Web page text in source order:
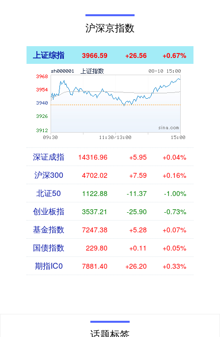
沪深京指数
上证综指 3966.59 +26.56 +0.67%
深证成指 14316.96 +5.95 +0.04%
沪深300 4702.02 +7.59 +0.16%
北证50 1122.88 -11.37 -1.00%
创业板指 3537.21 -25.90 -0.73%
基金指数 7247.38 +5.28 +0.07%
国债指数 229.80 +0.11 +0.05%
期指IC0 7881.40 +26.20 +0.33%
话题标签